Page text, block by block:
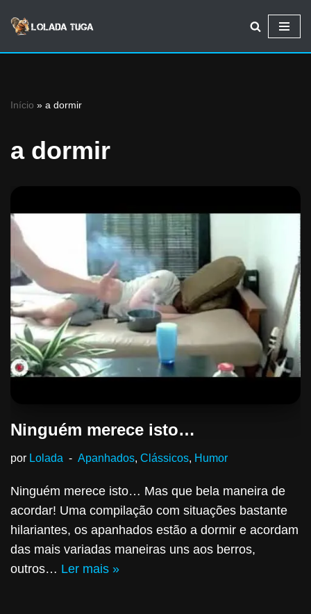
Avançar
Início » a dormir
a dormir
Ninguém merece isto…
por Lolada Apanhados Clássicos Humor
Ninguém merece isto… Mas que bela maneira de
acordar! Uma compilação com situações bastante
hilariantes, os apanhados estão a dormir e acordam
das mais variadas maneiras uns aos berros,
outros… Ler mais »